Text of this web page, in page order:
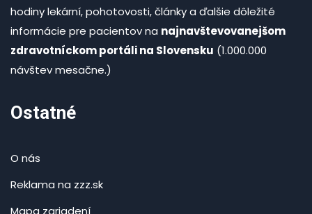
hodiny lekární, pohotovosti, články a ďalšie dôležité
informácie pre pacientov na najnavštevovanejšom
zdravotníckom portáli na Slovensku (1.000.000
návštev mesačne.)
Ostatné
O nás
Reklama na zzz.sk
Mapa zariadení